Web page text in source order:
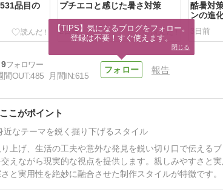
品目の
プチエコと感じた暑さ対策
2日前
酷暑対
ンの進
3日前
9
間OUT:485 月間IN:615
報告
こがポイント
近なテーマを鋭く掘り下げるスタイル
上げ、生活の工夫や意外な発見を鋭い切り口で伝える
えながら現実的な視点を提供します。親しみやすさと
と実用性を絶妙に融合させた制作スタイルが特徴です。
【TIPS】気になるブログをフォロー。
登録は不要！すぐ使えます。
閉じる